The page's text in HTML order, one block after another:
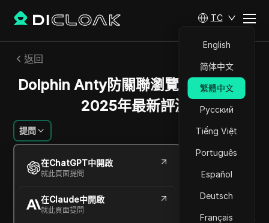
TC
English
简体中文
繁體中文
Русский
Tiếng Việt
Português
Español
Deutsch
Français
返回
Dolphin Anty防關聯瀏覽器替代品：
2025年最新評測
提問
在ChatGPT中開啟
就此頁面提問
在Claude中開啟
就此頁面提問
安娜·科斯塔
2025年7月 6 分鐘 閱讀
Copy Link